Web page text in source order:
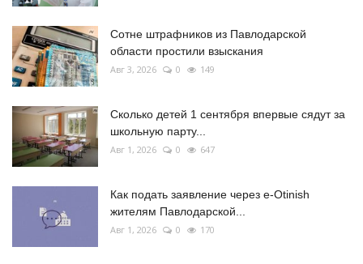
Сотне штрафников из Павлодарской
области простили взыскания
Авг 3, 2026 0 149
Сколько детей 1 сентября впервые сядут за
школьную парту...
Авг 1, 2026 0 647
Как подать заявление через e-Otinish
жителям Павлодарской...
Авг 1, 2026 0 170